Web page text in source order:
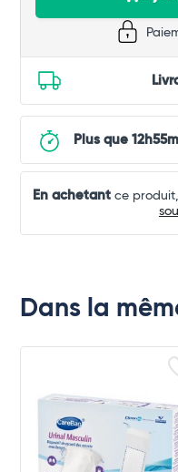
Plus que
En achetantce produit,
Dans la